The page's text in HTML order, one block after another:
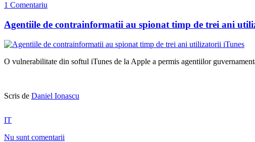
1 Comentariu
Agentiile de contrainformatii au spionat timp de trei ani
O vulnerabilitate din softul iTunes de la Apple a permis agentiilor
Scris de Daniel Ionascu
IT
Nu sunt comentarii